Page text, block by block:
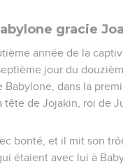
gracie
année de la
jour du
Babylone, dans la
tête de Jojakin, roi de
bonté, et il mit son
étaient avec lui à